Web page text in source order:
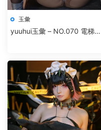
玉彙
yuuhui玉彙 – NO.070 電梯間-